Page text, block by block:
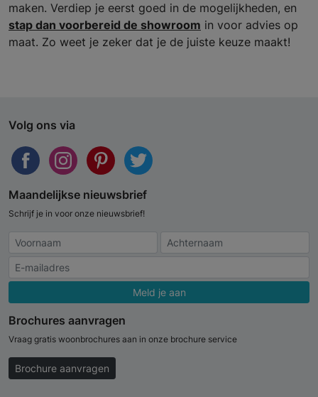
maken. Verdiep je eerst goed in de mogelijkheden, en
stap dan voorbereid de showroom in voor advies op
maat. Zo weet je zeker dat je de juiste keuze maakt!
Volg ons via
Maandelijkse nieuwsbrief
Schrijf je in voor onze nieuwsbrief!
Meld je aan
Brochures aanvragen
Vraag gratis woonbrochures aan in onze brochure service
Brochure aanvragen